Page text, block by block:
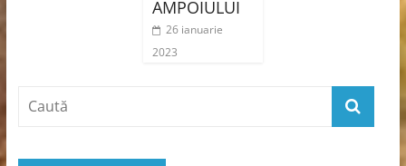
AMPOIULUI
26 ianuarie
2023